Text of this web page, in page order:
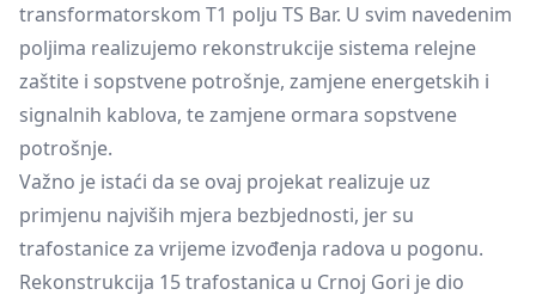
transformatorskom T1 polju TS Bar. U svim navedenim
poljima realizujemo rekonstrukcije sistema relejne
zaštite i sopstvene potrošnje, zamjene energetskih i
signalnih kablova, te zamjene ormara sopstvene
potrošnje.
Važno je istaći da se ovaj projekat realizuje uz
primjenu najviših mjera bezbjednosti, jer su
trafostanice za vrijeme izvođenja radova u pogonu.
Rekonstrukcija 15 trafostanica u Crnoj Gori je dio